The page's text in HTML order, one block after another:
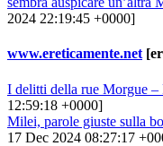
2024 22:19:45 +0000]
www.ereticamente.net
I delitti della rue Morgue –
12:59:18 +0000]
Milei, parole giuste sulla
17 Dec 2024 08:27:17